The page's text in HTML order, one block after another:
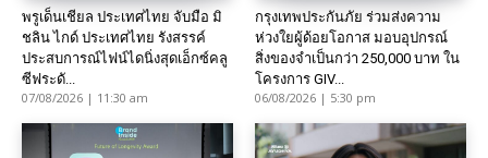
พรูเด็นเชียล ประเทศไทย จับมือ มิ
ชลิน ไกด์ ประเทศไทย รังสรรค์
ประสบการณ์ไฟน์ไดนิ่งสุดเอ็กซ์คลู
ซีฟระดั...
07/08/2026 | 11:30 am
กรุงเทพประกันภัย ร่วมส่งความ
ห่วงใยผู้ด้อยโอกาส มอบอุปกรณ์
สิ่งของจำเป็นกว่า 250,000 บาท ใน
โครงการ GIV...
06/08/2026 | 5:30 pm